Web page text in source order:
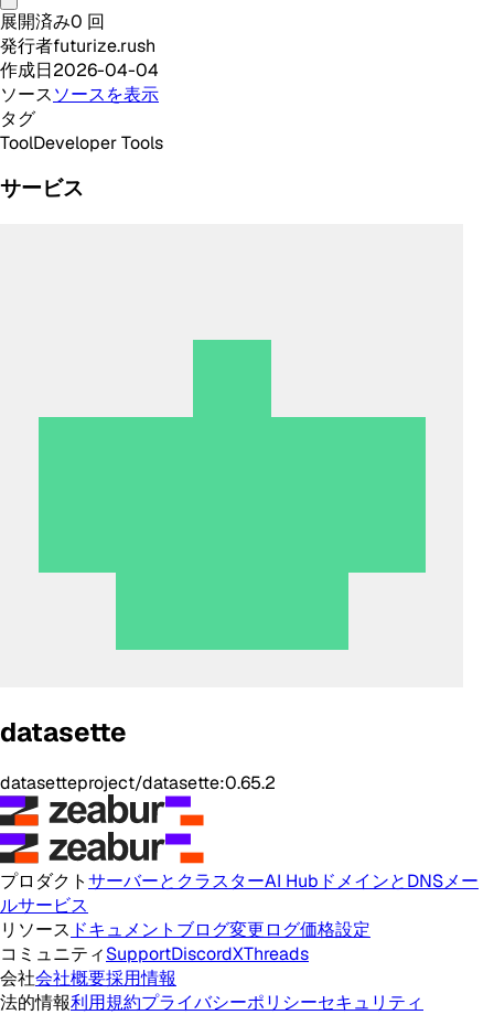
展開済み0 回
発行者futurize.rush
作成日2026-04-04
ソースソースを表示
タグ
ToolDeveloper Tools
サービス
datasette
datasetteproject/datasette:0.65.2
プロダクトサーバーとクラスターAI Hub ドメインとDNSメー
ルサービス
リソース ドキュメント ブログ変更ログ価格設定
コミュニティSupportDiscordXThreads
会社会社概要採用情報
法的情報利用規約プライバシーポリシーセキュリティ